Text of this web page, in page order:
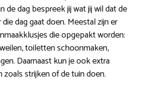
de dag bespreek jij wat jij wil dat de
dag gaat doen. Meestal zijn er
die opgepakt worden:
toiletten schoonmaken,
Daarnaast kun je ook extra
zoals strijken of de tuin doen.